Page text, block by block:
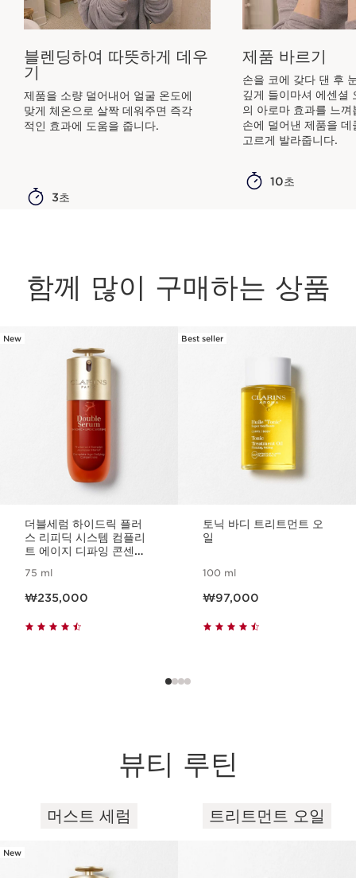
블렌딩하여 따뜻하게 데우
기
제품을 소량 덜어내어 얼굴 온도에
맞게 체온으로 살짝 데워주면 즉각
적인 효과에 도움을 줍니다.
3초
제품 바르기
손을 코에 갖다 댄 후
깊게 들이마셔 에센셜
의 아로마 효과를 느껴
손에 덜어낸 제품을 데
고르게 발라줍니다.
10초
함께 많이 구매하는 상품
컨텐츠로 이동하기
New
더블세럼 하이드릭 플러
스 리피딕 시스템 컴플리
트 에이지 디파잉 콘센트
75 ml
₩235,000
Best seller
토닉 바디 트리트먼트 오
일
100 ml
₩97,000
뷰티 루틴
컨텐츠로 이동하기
머스트 세럼
New
트리트먼트 오일